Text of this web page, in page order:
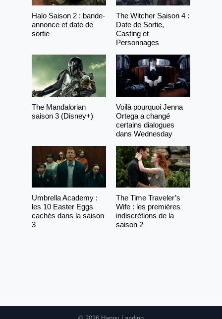
Halo Saison 2 : bande-
annonce et date de
sortie
The Witcher Saison 4 :
Date de Sortie,
Casting et
Personnages
The Mandalorian
saison 3 (Disney+)
Voilà pourquoi Jenna
Ortega a changé
certains dialogues
dans Wednesday
Umbrella Academy :
les 10 Easter Eggs
cachés dans la saison
3
The Time Traveler’s
Wife : les premières
indiscrétions de la
saison 2